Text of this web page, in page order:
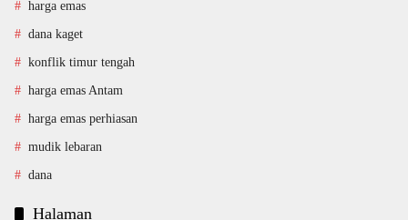
harga emas
dana kaget
konflik timur tengah
harga emas Antam
harga emas perhiasan
mudik lebaran
dana
Halaman